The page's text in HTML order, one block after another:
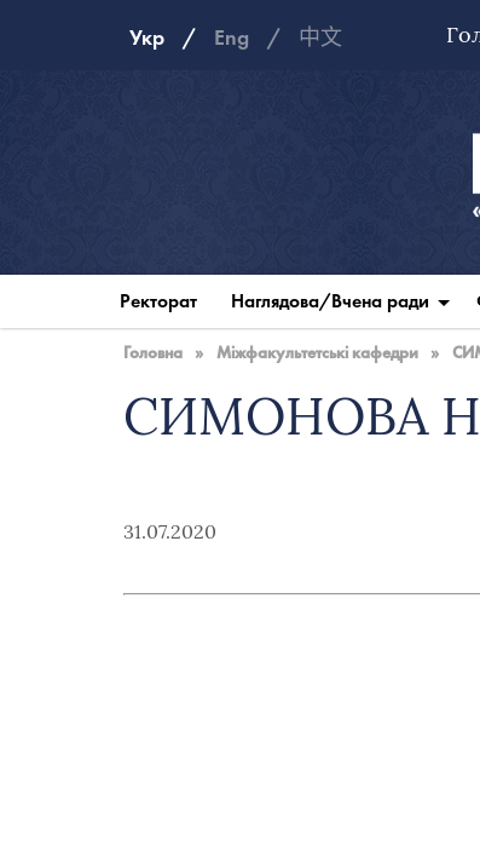
Укр Eng 中文
Ректорат Наглядова/Вчена ради
Головна » Міжфакультетські кафедри »
СИМОНОВА
31.07.2020